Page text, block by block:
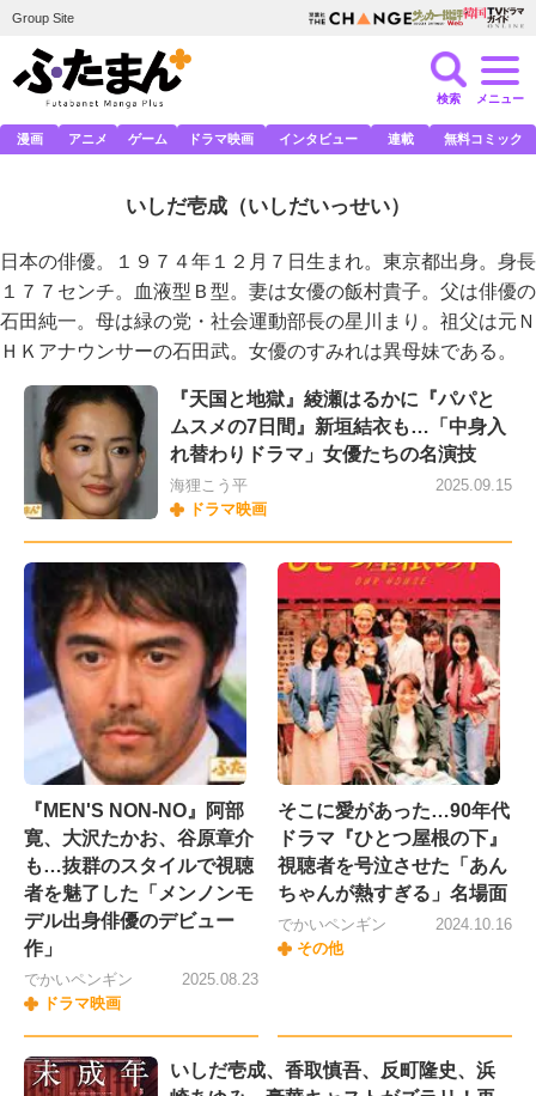
Group Site
検索 メニュー
漫画 アニメ ゲーム ドラマ映画 インタビュー 連載 無料コミック
いしだ壱成 （いしだいっせい）
日本の俳優。１９７４年１２月７日生まれ。東京都出身。身長
１７７センチ。血液型Ｂ型。妻は女優の飯村貴子。父は俳優の
石田純一。母は緑の党・社会運動部長の星川まり。祖父は元Ｎ
ＨＫアナウンサーの石田武。女優のすみれは異母妹である。
『天国と地獄』綾瀬はるかに『パパと
ムスメの7日間』新垣結衣も…「中身入
れ替わりドラマ」女優たちの名演技
海狸こう平
ドラマ映画
2025.09.15
『MEN'S NON-NO』阿部
寛、大沢たかお、谷原章介
も…抜群のスタイルで視聴
者を魅了した「メンノンモ
デル出身俳優のデビュー
作」
でかいペンギン
ドラマ映画
2025.08.23
そこに愛があった…90年代
ドラマ『ひとつ屋根の下』
視聴者を号泣させた「あん
ちゃんが熱すぎる」名場面
でかいペンギン
その他
2024.10.16
いしだ壱成、香取慎吾、反町隆史、浜